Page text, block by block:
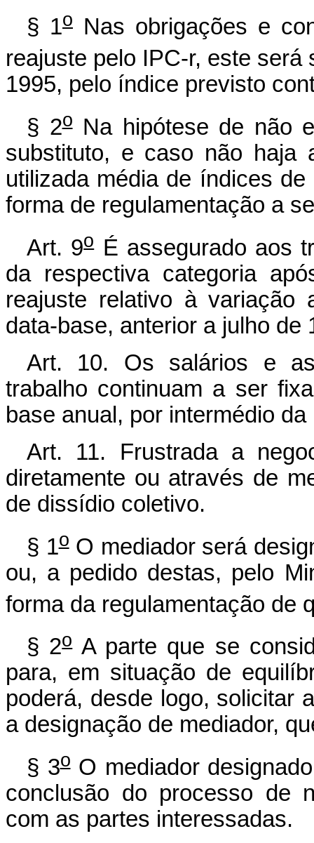
§ 1o Nas obrigações e
reajuste pelo IPC-r, este
1995, pelo índice previsto
§ 2oNa hipótese de não
substituto, e caso não haja
utilizada média de índices
forma de regulamentação a
Art. 9oÉ assegurado aos
da respectiva categoria
reajuste relativo à variação
data-base, anterior a julho de
Art. 10. Os salários e
trabalho continuam a ser
base anual, por intermédio
Art. 11. Frustrada a
diretamente ou através de
de dissídio coletivo.
§ 1oO mediador será
ou, a pedido destas, pelo
forma da regulamentação de
§ 2oA parte que se
para, em situação de
poderá, desde logo, solicitar
a designação de mediador,
§ 3oO mediador
conclusão do processo de
com as partes interessadas.